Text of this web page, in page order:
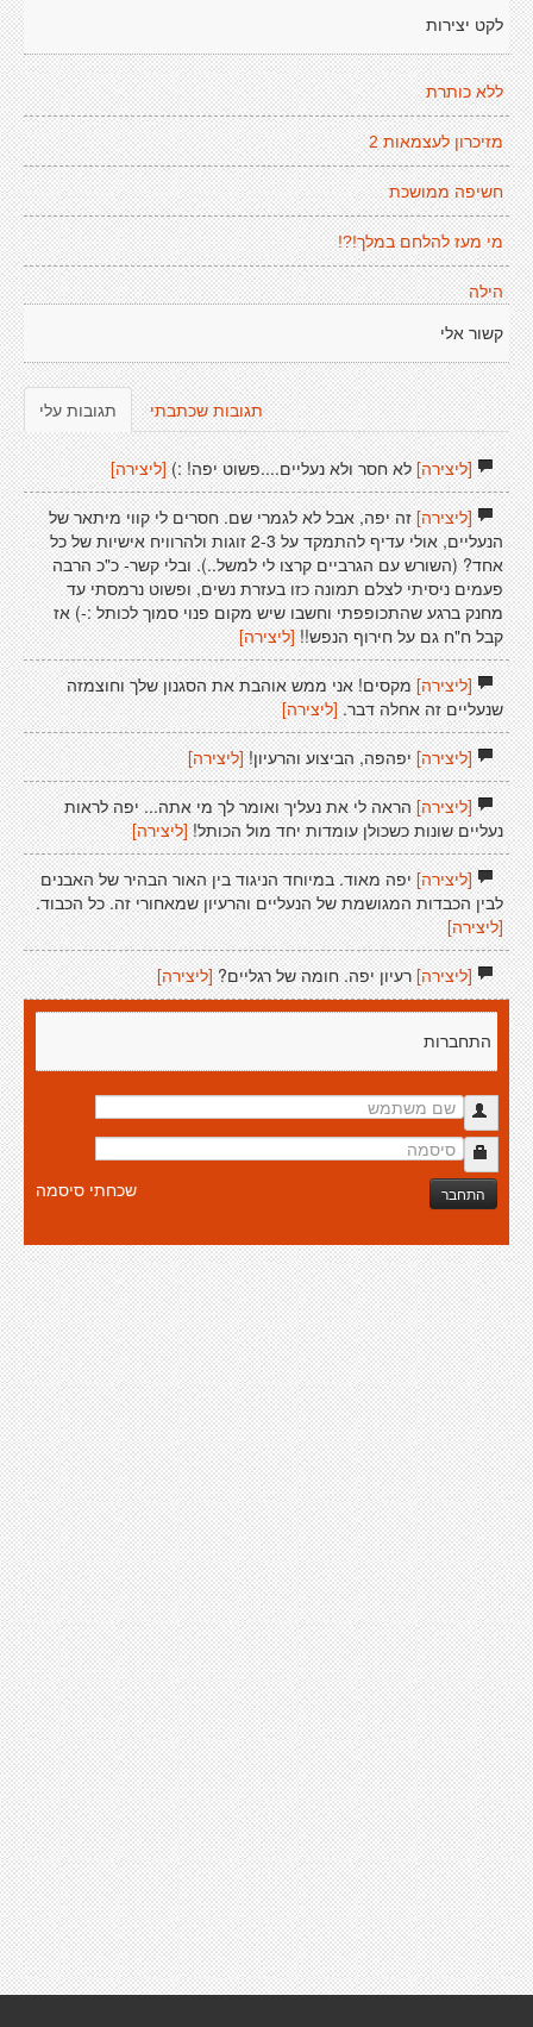
לקט יצירות
ללא כותרת
מזיכרון לעצמאות 2
חשיפה ממושכת
מי מעז להלחם במלך!?!
הילה
קשור אלי
תגובות עלי תגובות שכתבתי
[ליצירה]לא חסר ולא נעליים....פשוט יפה! :) [ליצירה]
[ליצירה]זה יפה, אבל לא לגמרי שם. חסרים לי קווי מיתאר של
הנעליים, אולי עדיף להתמקד על 2-3 זוגות ולהרוויח אישיות של כל
אחד? (השורש עם הגרביים קרצו לי למשל..). ובלי קשר- כ"כ הרבה
פעמים ניסיתי לצלם תמונה כזו בעזרת נשים, ופשוט נרמסתי עד
מחנק ברגע שהתכופפתי וחשבו שיש מקום פנוי סמוך לכותל :-) אז
קבל ח"ח גם על חירוף הנפש!![ליצירה]
[ליצירה]מקסים! אני ממש אוהבת את הסגנון שלך וחוצמזה
שנעליים זה אחלה דבר. [ליצירה]
[ליצירה]יפהפה, הביצוע והרעיון! [ליצירה]
[ליצירה]הראה לי את נעליך ואומר לך מי אתה... יפה לראות
נעליים שונות כשכולן עומדות יחד מול הכותל! [ליצירה]
[ליצירה]יפה מאוד. במיוחד הניגוד בין האור הבהיר של האבנים
לבין הכבדות המגושמת של הנעליים והרעיון שמאחורי זה. כל הכבוד.
[ליצירה]
[ליצירה]רעיון יפה. חומה של רגליים?[ליצירה]
התחברות
התחבר שכחתי סיסמה